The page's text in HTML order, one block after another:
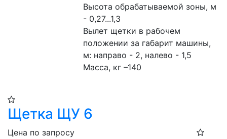
Высота обрабатываемой зоны, м
- 0,27...1,3
Вылет щетки в рабочем
положении за габарит машины,
м: направо - 2, налево - 1,5
Масса, кг –140
Щетка ЩУ 6
Цена по запросу